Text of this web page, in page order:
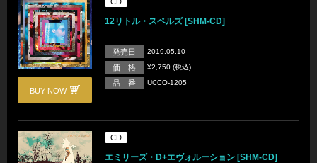
BUY NOW
12リトル・スペルズ [SHM-CD]
発売日 2019.05.10
価 格 ¥2,750 (税込)
品 番 UCCO-1205
CD
エミリーズ・D+エヴォルーション [SHM-CD]